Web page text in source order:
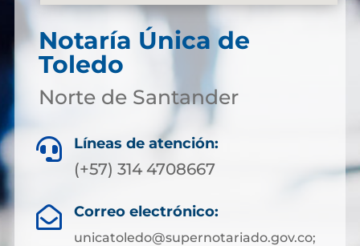
Notaría Única de
Toledo
Norte de Santander
 Líneas de atención:
(+57) 314 4708667
 Correo electrónico:
unicatoledo@supernotariado.gov.co;